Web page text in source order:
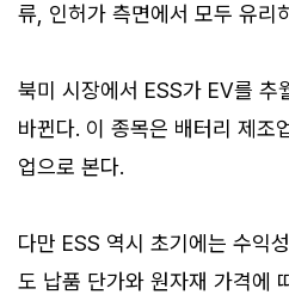
류, 인허가 측면에서 모두 유리
북미 시장에서 ESS가 EV를 추
바뀐다. 이 종목은 배터리 제조
업으로 본다.
다만 ESS 역시 초기에는 수익
도 납품 단가와 원자재 가격에